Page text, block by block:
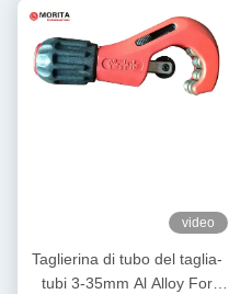
video
Taglierina di tubo del taglia-
tubi 3-35mm Al Alloy For